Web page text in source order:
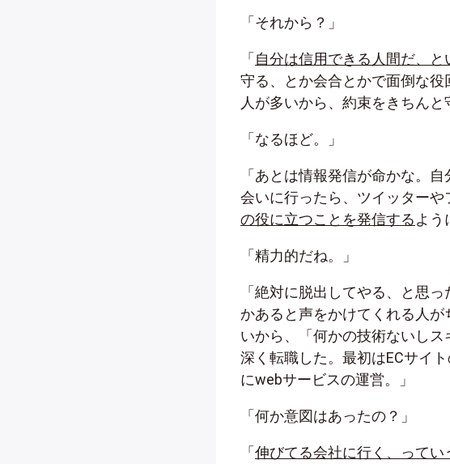
「それから？」
「 自分は信用できる人間だ、
守る、とか会合とかで面倒な
人が多いから、約束をきちんと
「なるほど。」
「あとは情報発信が命かな。
会いに行ったら、ツイッターや
の役に立つことを発信するよう
「精力的だね。」
「絶対に脱出してやる、と思
かあると声をかけてくれる人
いから、「何かの技術ないし
深く転職した。最初はECサイ
にwebサービスの運営。」
「何か意図はあったの？」
「 伸びてる会社に行く、ってい